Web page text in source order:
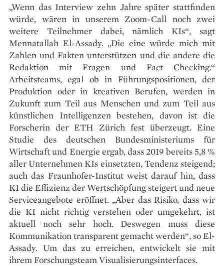
„Wenn das Interview zehn Jahre später stattfinden
würde, wären in unserem Zoom-Call noch zwei
weitere Teilnehmer dabei, nämlich KIs“, sagt
Mennatallah El-Assady. „Die eine würde mich mit
Zahlen und Fakten unterstützen und die andere die
Redaktion mit Fragen und Fact Checking.“
Arbeitsteams, egal ob in Führungspositionen, der
Produktion oder in kreativen Berufen, werden in
Zukunft zum Teil aus Menschen und zum Teil aus
künstlichen Intelligenzen bestehen, davon ist die
Forscherin der ETH Zürich fest überzeugt. Eine
Studie des deutschen Bundesministeriums für
Wirtschaft und Energie ergab, dass 2019 bereits 5,8 %
aller Unternehmen KIs einsetzten, Tendenz steigend;
auch das Fraunhofer-­Institut weist darauf hin, dass
KI die Effizienz der Wertschöpfung steigert und neue
Serviceangebote eröffnet. „Aber das Risiko, dass wir
die KI nicht richtig verstehen oder umgekehrt, ist
aktuell noch sehr hoch. Deswegen muss diese
Kommunikation transparent gemacht werden“, so El-
Assady. Um das zu erreichen, entwickelt sie mit
ihrem Forschungsteam Visualisierungs­interfaces.